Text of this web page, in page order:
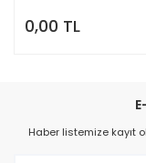
0,00 TL
Haber listemize kayıt